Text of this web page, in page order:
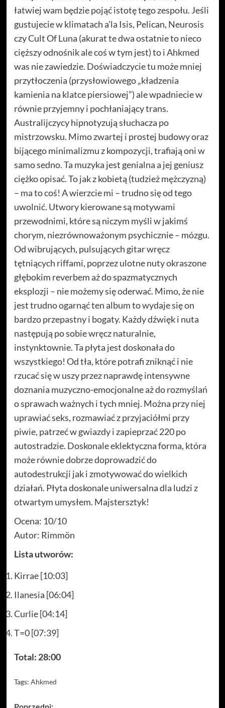
łatwiej wam będzie pojąć istotę tego zespołu. Jeśli
gustujecie w klimatach a’la Isis, Pelican, Neurosis
czy Cult Of Luna (akurat te dwa ostatnie to nieco
cięższy odnośnik ale coś w tym jest) to i Ahkmed
was nie zawiedzie. Doświadczycie tu może mniej
przytłoczenia (przysłowiowego „kładzenia
kamienia na klatce piersiowej”) ale wpadniecie w
równie przyjemny i pochłaniający trans.
Australijczycy hipnotyzują słuchacza po
mistrzowsku. Mimo zwartej i prostej budowy oraz
bijącego minimalizmu z kompozycji, trafiają oni w
samo sedno. Ta muzyka jest genialna a jej geniusz
ciężko opisać. To jak z kobietą (tudzież mężczyzną)
– ma to coś! A wierzcie mi – trudno się od tego
uwolnić. Utwory kierowane są motywami
przewodnimi, które są niczym myśli w jakimś
chorym, niezrównoważonym psychicznie – mózgu.
Od wibrujących, pulsujących gitar wręcz
tętniących riffami, poprzez ulotne nuty okraszone
głębokim reverbem aż do spazmatycznych
eksplozji – nie możemy się oderwać. Mimo, że nie
jest trudno ogarnąć ten album to wydaje się on
bardzo przepastny i bogaty. Każdy dźwięk i nuta
następują po sobie wręcz naturalnie,
instynktownie. Ta płyta jest doskonała do
wszystkiego! Od tła, które potrafi zniknąć i nie
rzucać się w uszy przez naprawdę intensywne
doznania muzyczno-emocjonalne aż do rozmyślań
o sprawach ważnych i tych mniej. Można przy niej
uprawiać seks, rozmawiać z przyjaciółmi przy
piwie, patrzeć w gwiazdy i zapieprzać 220 po
autostradzie. Doskonale eklektyczna forma, która
może równie dobrze doprowadzić do
autodestrukcji jak i zmotywować do wielkich
działań. Płyta doskonale uniwersalna dla ludzi z
otwartym umysłem. Majstersztyk!
Ocena: 10/10
Autor: Rimmön
Lista utworów:
Kirrae [10:03]
Ilanesia [06:04]
Curlie [04:14]
T=0 [07:39]
Total: 28:00
Tags: Ahkmed